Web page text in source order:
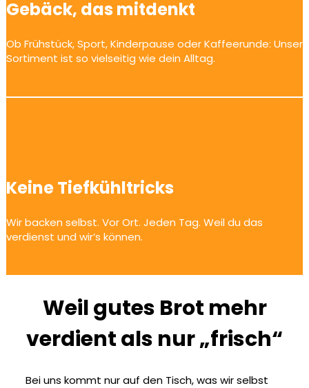
Gebäck, das mitdenkt
Ob Frühstück, Sport, Kinderpause oder Kaffeerunde: Unser
Sortiment ist so vielseitig wie dein Alltag.
Keine Tiefkühltricks
Wir backen selbst. Vor Ort. Jeden Tag. Weil du das
verdienst und wir’s können.
Weil gutes Brot mehr
verdient als nur „frisch“
Bei uns kommt nur auf den Tisch, was wir selbst